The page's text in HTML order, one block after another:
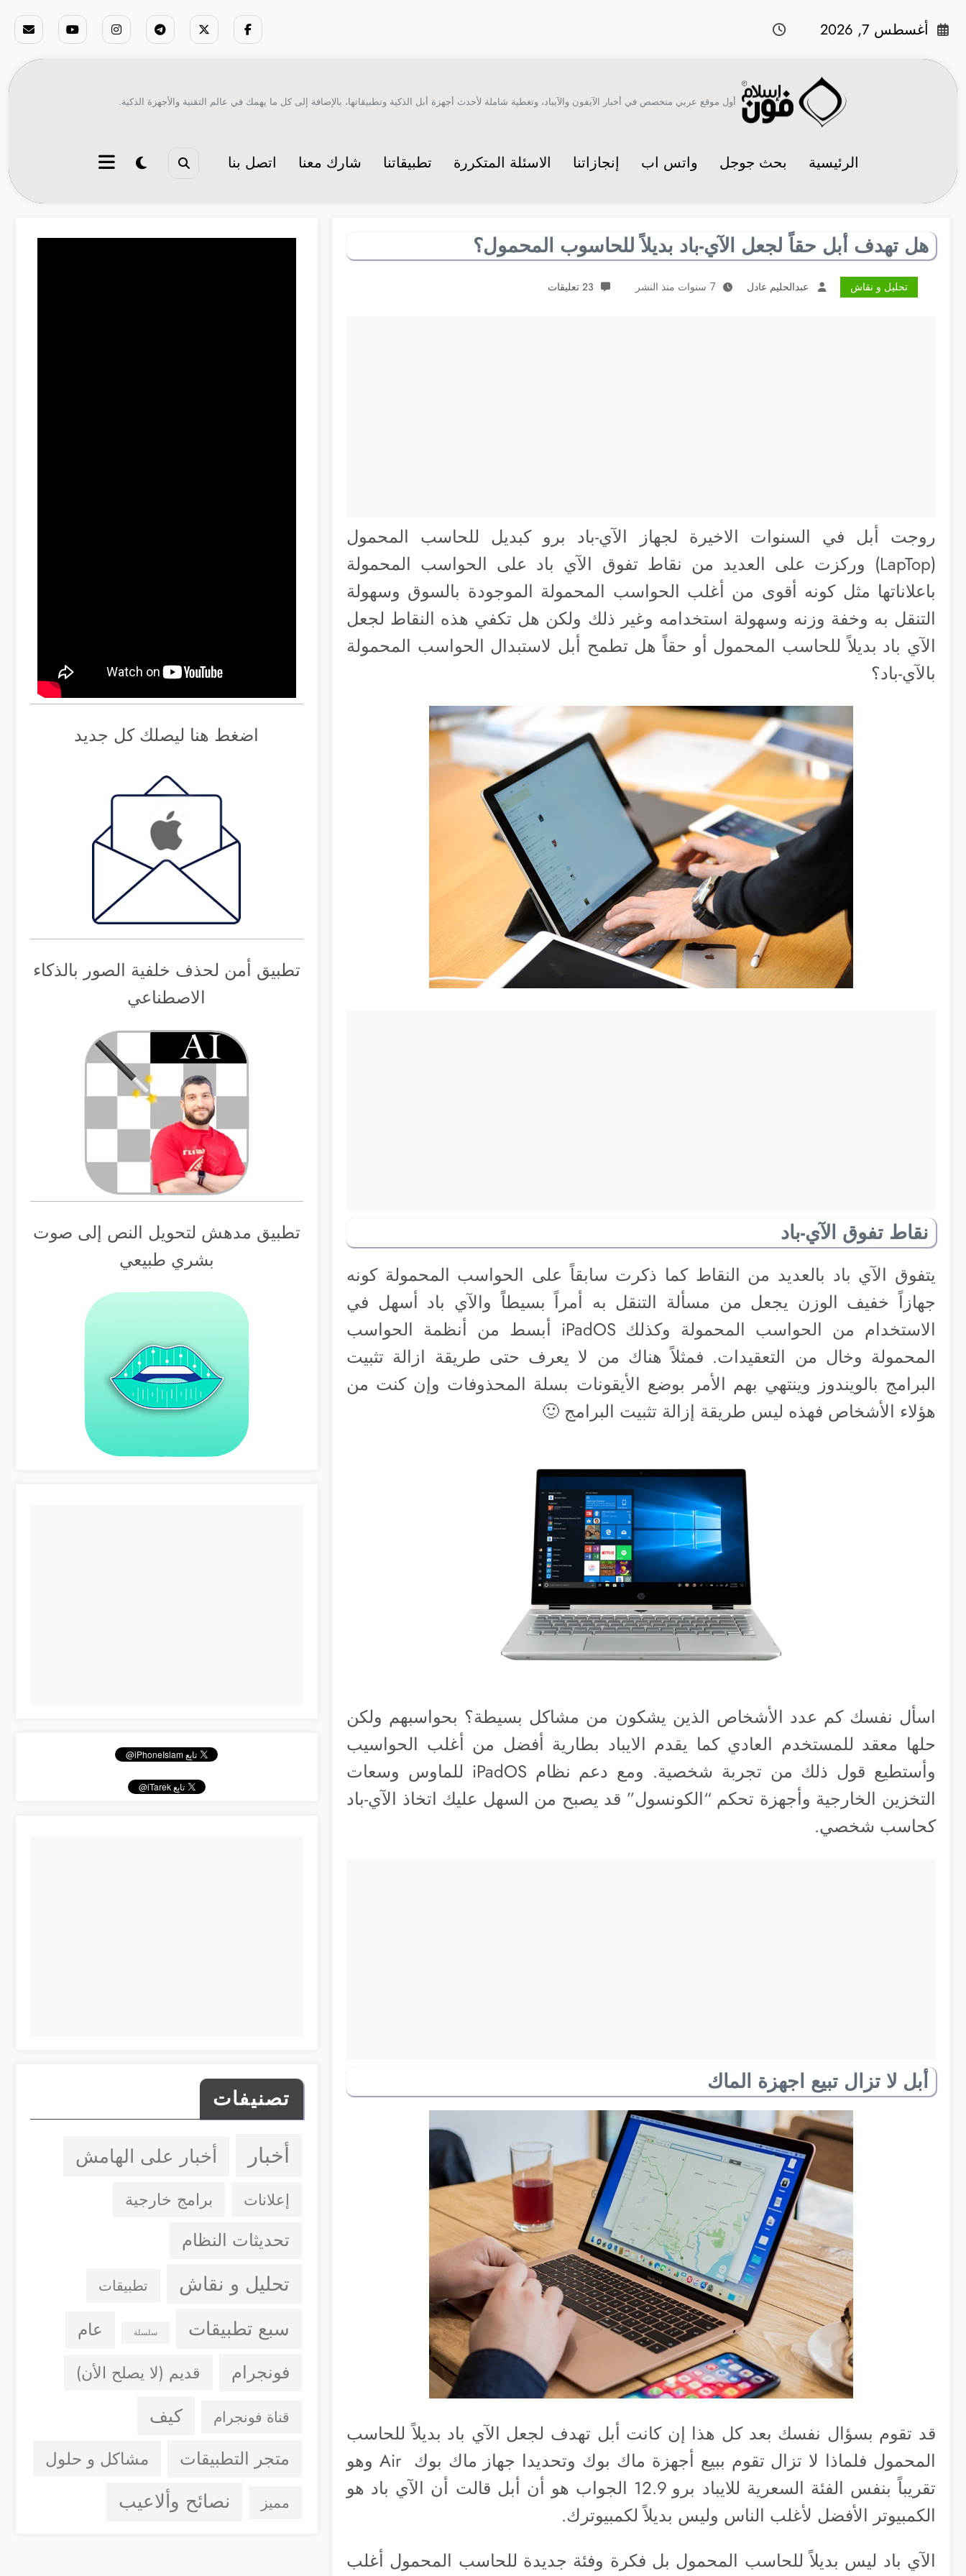
أغسطس 7, 2026
أول موقع عربي متخصص في أخبار الآيفون والآيباد، وتغطية شاملة لأحدث أجهزة أبل الذكية وتطبيقاتها، بالإضافة إلى كل ما يهمك في عالم التقنية والأجهزة الذكية.
الرئيسية بحث جوجل واتس اب إنجازاتنا الاسئلة المتكررة تطبيقاتنا شارك معنا اتصل بنا
هل تهدف أبل حقاً لجعل الآي-باد بديلاً للحاسوب المحمول؟
تحليل و نقاش عبدالحليم عادل 7 سنوات منذ النشر 23 تعليقات
روجت أبل في السنوات الاخيرة لجهاز الآي-باد برو كبديل للحاسب المحمول
(LapTop) وركزت على العديد من نقاط تفوق الآي باد على الحواسب المحمولة
باعلاناتها مثل كونه أقوى من أغلب الحواسب المحمولة الموجودة بالسوق وسهولة
التنقل به وخفة وزنه وسهولة استخدامه وغير ذلك ولكن هل تكفي هذه النقاط لجعل
الآي باد بديلاً للحاسب المحمول أو حقاً هل تطمح أبل لاستبدال الحواسب المحمولة
بالآي-باد؟
نقاط تفوق الآي-باد
يتفوق الآي باد بالعديد من النقاط كما ذكرت سابقاً على الحواسب المحمولة كونه
جهازاً خفيف الوزن يجعل من مسألة التنقل به أمراً بسيطاً والآي باد أسهل في
الاستخدام من الحواسب المحمولة وكذلك iPadOS أبسط من أنظمة الحواسب
المحمولة وخال من التعقيدات. فمثلاً هناك من لا يعرف حتى طريقة ازالة تثبيت
البرامج بالويندوز وينتهي بهم الأمر بوضع الأيقونات بسلة المحذوفات وإن كنت من
هؤلاء الأشخاص فهذه ليس طريقة إزالة تثبيت البرامج 🙂
اسأل نفسك كم عدد الأشخاص الذين يشكون من مشاكل بسيطة؟ بحواسبهم ولكن
حلها معقد للمستخدم العادي كما يقدم الايباد بطارية أفضل من أغلب الحواسيب
وأستطيع قول ذلك من تجربة شخصية. ومع دعم نظام iPadOS للماوس وسعات
التخزين الخارجية وأجهزة تحكم “الكونسول” قد يصبح من السهل عليك اتخاذ الآي-باد
كحاسب شخصي.
أبل لا تزال تبيع اجهزة الماك
قد تقوم بسؤال نفسك بعد كل هذا إن كانت أبل تهدف لجعل الآي باد بديلاً للحاسب
المحمول فلماذا لا تزال تقوم ببيع أجهزة ماك بوك وتحديدا جهاز ماك بوك Air وهو
تقريباً بنفس الفئة السعرية للايباد برو 12.9 الجواب هو أن أبل قالت أن الآي باد هو
الكمبيوتر الأفضل لأغلب الناس وليس بديلاً لكمبيوترك.
الآي باد ليس بديلاً للحاسب المحمول بل فكرة وفئة جديدة للحاسب المحمول أغلب
اضغط هنا ليصلك كل جديد
تطبيق أمن لحذف خلفية الصور بالذكاء
الاصطناعي
تطبيق مدهش لتحويل النص إلى صوت
بشري طبيعي
تصنيفات
أخبار أخبار على الهامش
إعلانات برامج خارجية
تحديثات النظام
تحليل و نقاش تطبيقات
سبع تطبيقات سلسلة عام
فونجرام قديم (لا يصلح الأن)
قناة فونجرام كيف
متجر التطبيقات مشاكل و حلول
مميز نصائح وألاعيب